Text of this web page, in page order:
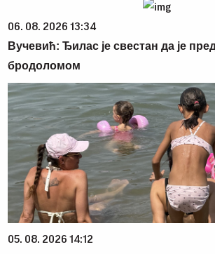
06. 08. 2026 13:34
Вучевић: Ђилас је свестан да је
бродоломом
05. 08. 2026 14:12